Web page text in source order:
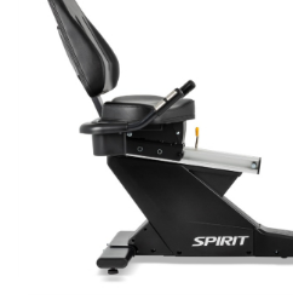
Contact
Copyright © 2024 Luxury Fit. All